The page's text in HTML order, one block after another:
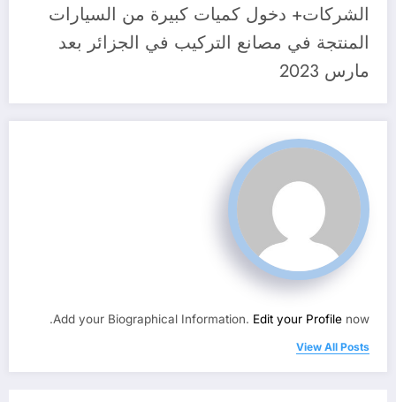
الشركات+ دخول كميات كبيرة من السيارات
المنتجة في مصانع التركيب في الجزائر بعد
مارس 2023
Add your Biographical Information. Edit your Profile now.
View All Posts